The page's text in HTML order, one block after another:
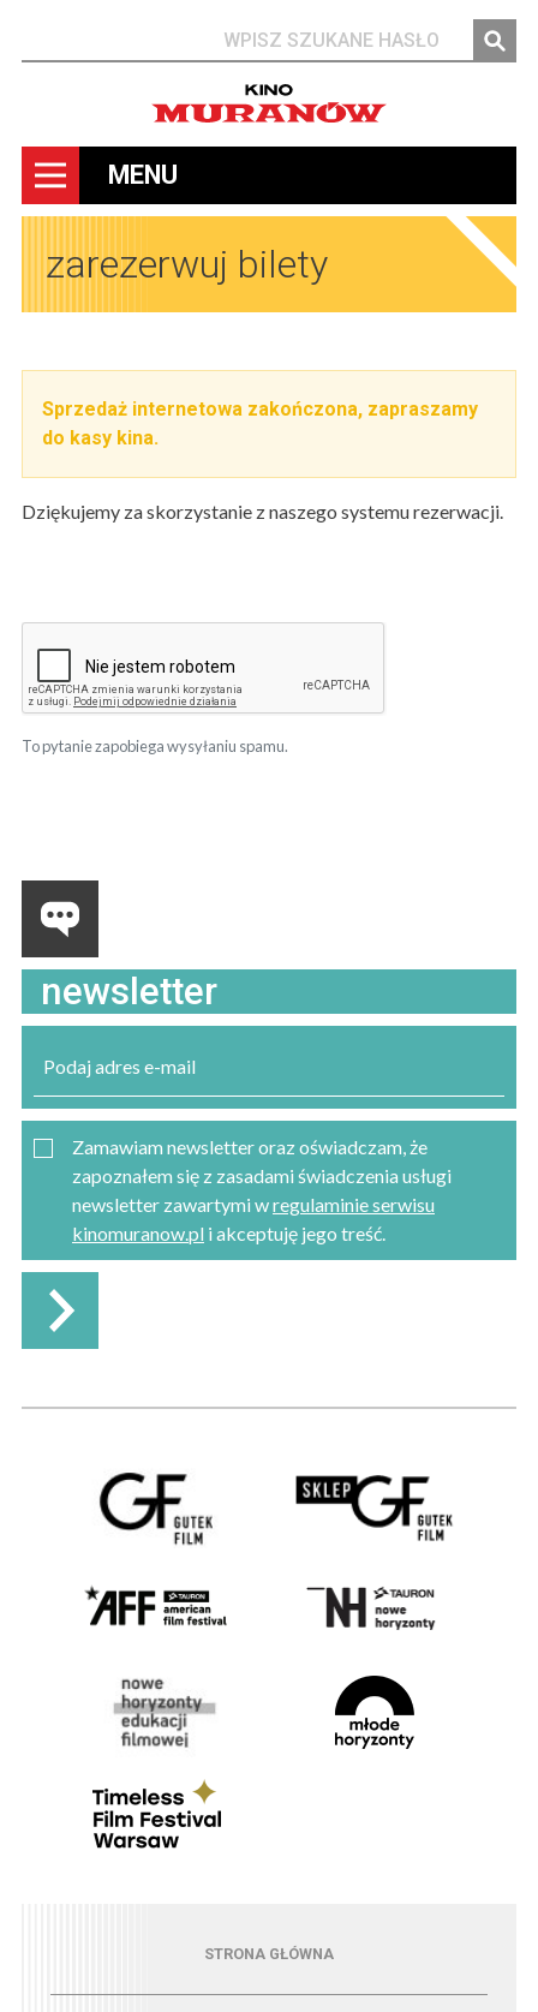
MENU
zarezerwuj bilety
Sprzedaż internetowa zakończona, zapraszamy
do kasy kina.
Dziękujemy za skorzystanie z naszego systemu rezerwacji.
To pytanie zapobiega wysyłaniu spamu.
newsletter
Zamawiam newsletter oraz oświadczam, że
zapoznałem się z zasadami świadczenia usługi
newsletter zawartymi wregulaminie serwisu
kinomuranow.pl i akceptuję jego treść.
Menu - strona główna
STRONA GŁÓWNA